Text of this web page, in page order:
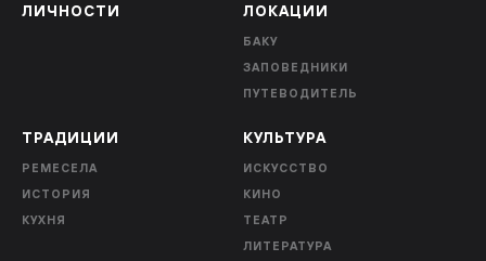
ЛИЧНОСТИ ЛОКАЦИИ
БАКУ
ЗАПОВЕДНИКИ
ПУТЕВОДИТЕЛЬ
ТРАДИЦИИ
РЕМЕСЕЛА
ИСТОРИЯ
КУХНЯ
КУЛЬТУРА
ИСКУССТВО
КИНО
ТЕАТР
ЛИТЕРАТУРА